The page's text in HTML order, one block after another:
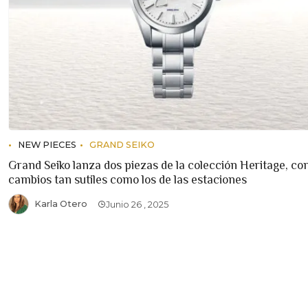
NEW PIECES GRAND SEIKO
Grand Seiko lanza dos piezas de la colección Heritage,
cambios tan sutiles como los de las estaciones
Karla Otero Junio 26 , 2025